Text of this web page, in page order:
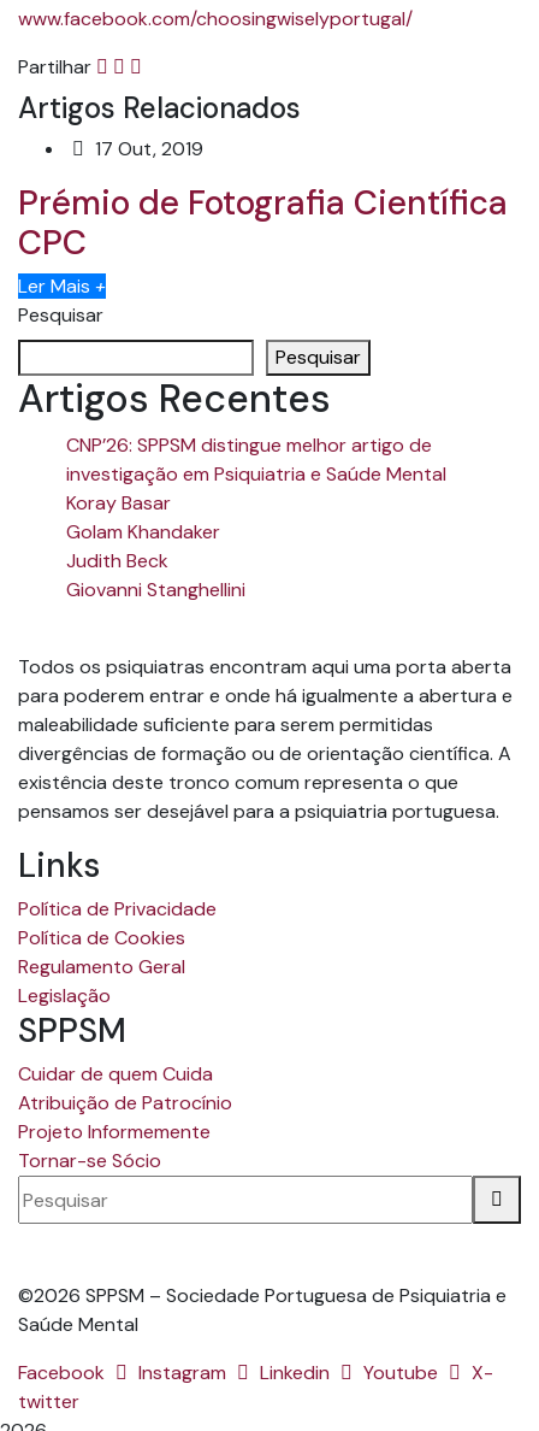
www.facebook.com/choosingwiselyportugal/
Partilhar
Artigos Relacionados
17 Out, 2019
Prémio de Fotografia Científica
CPC
Ler Mais +
Pesquisar
Pesquisar
Artigos Recentes
CNP’26: SPPSM distingue melhor artigo de
investigação em Psiquiatria e Saúde Mental
Koray Basar
Golam Khandaker
Judith Beck
Giovanni Stanghellini
Todos os psiquiatras encontram aqui uma porta aberta
para poderem entrar e onde há igualmente a abertura e
maleabilidade suficiente para serem permitidas
divergências de formação ou de orientação científica. A
existência deste tronco comum representa o que
pensamos ser desejável para a psiquiatria portuguesa.
Links
Política de Privacidade
Política de Cookies
Regulamento Geral
Legislação
SPPSM
Cuidar de quem Cuida
Atribuição de Patrocínio
Projeto Informemente
Tornar-se Sócio
©2026 SPPSM – Sociedade Portuguesa de Psiquiatria e
Saúde Mental
Facebook
Instagram Linkedin Youtube
X-
twitter